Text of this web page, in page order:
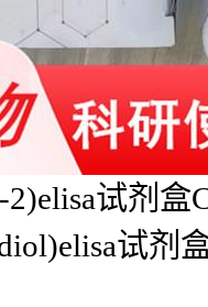
试剂
试剂